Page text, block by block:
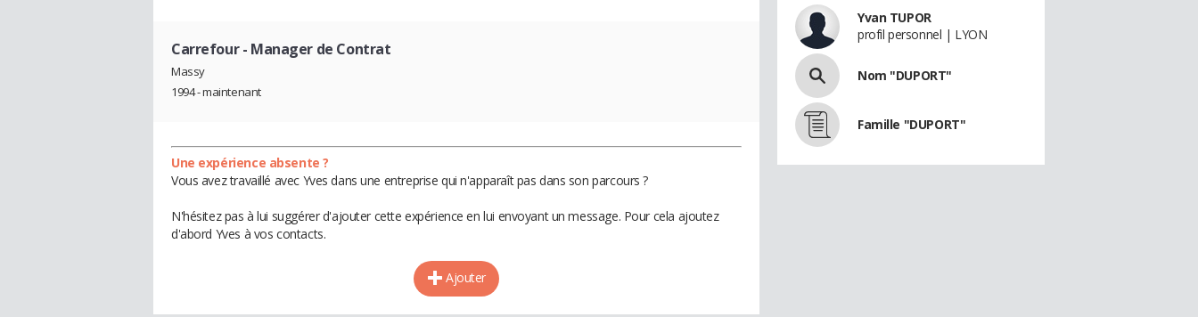
Carrefour- Manager de Contrat
Massy
1994 - maintenant
Une expérience absente ?
Vous avez travaillé avec Yves dans une entreprise qui n'apparaît pas dans son parcours ?
N'hésitez pas à lui suggérer d'ajouter cette expérience en lui envoyant un message. Pour cela ajoutez
d'abord Yves à vos contacts.
Ajouter
Yvan TUPOR
profil personnel | LYON
Nom "DUPORT"
Famille "DUPORT"